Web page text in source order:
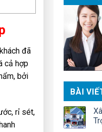
đã
cả hợp
bởi
rỉ sét,
BÀI